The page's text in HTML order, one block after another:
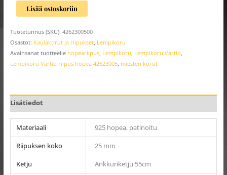
Lisää ostoskoriin
Tuotetunnus (SKU): 4262300500
Osastot: Kaulakorut ja riipukset, Lempikoru
Avainsanat tuotteelle hopeariipus, Lempikoru, Lempikoru Vartio,
Lempikoru Vartio riipus hopea 42623005, miesten korut
Lisätiedot
Materiaali
925 hopea, patinoitu
Riipuksen koko
25 mm
Ketju
Ankkuriketju 55cm